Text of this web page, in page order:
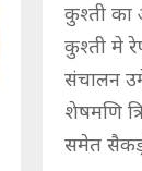
कुश्ती का
कुश्ती मे
संचालन
शेषमणि
समेत